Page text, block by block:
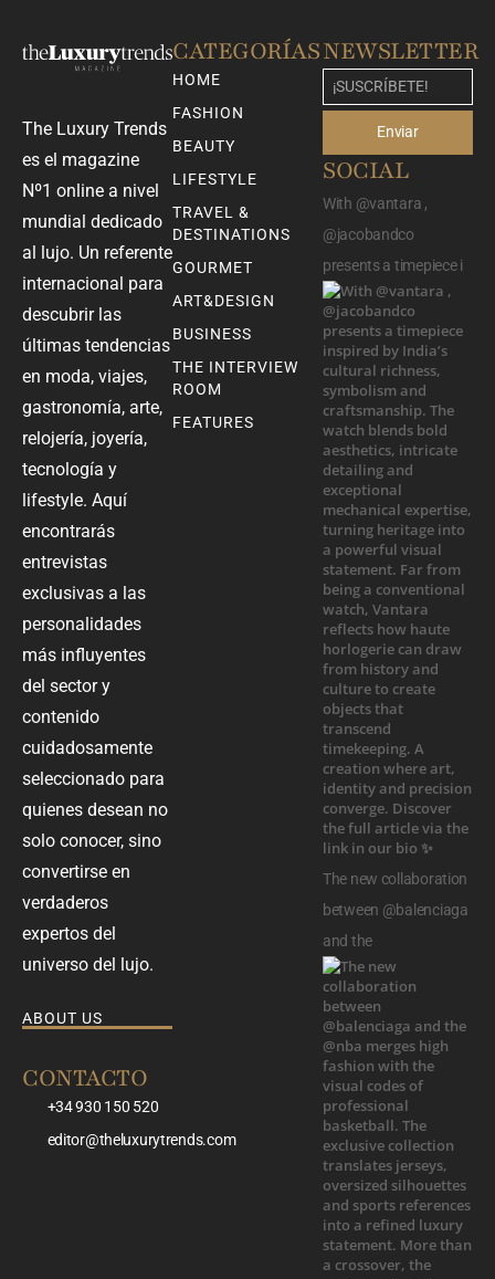
The Luxury Trends
es el magazine
Nº1 online a nivel
mundial dedicado
al lujo. Un referente
internacional para
descubrir las
últimas tendencias
en moda, viajes,
gastronomía, arte,
relojería, joyería,
tecnología y
lifestyle. Aquí
encontrarás
entrevistas
exclusivas a las
personalidades
más influyentes
del sector y
contenido
cuidadosamente
seleccionado para
quienes desean no
solo conocer, sino
convertirse en
verdaderos
expertos del
universo del lujo.
ABOUT US
CONTACTO
+34 930 150 520
editor@theluxurytrends.com
CATEGORÍAS
HOME
FASHION
BEAUTY
LIFESTYLE
TRAVEL &
DESTINATIONS
GOURMET
ART&DESIGN
BUSINESS
THE INTERVIEW
ROOM
FEATURES
NEWSLETTER
Enviar
SOCIAL
With @vantara ,
@jacobandco
presents a timepiece i
The new collaboration
between @balenciaga
and the